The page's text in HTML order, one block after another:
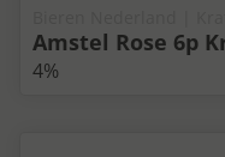
Amstel Rose 6p
4%